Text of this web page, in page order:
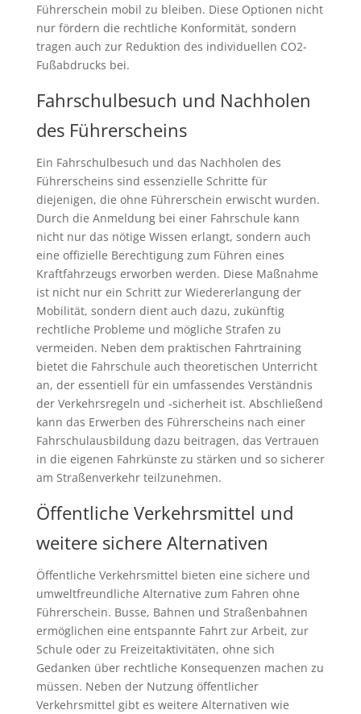
Führerschein mobil zu bleiben. Diese Optionen nicht
nur fördern die rechtliche Konformität, sondern
tragen auch zur Reduktion des individuellen CO2-
Fußabdrucks bei.
Fahrschulbesuch und Nachholen
des Führerscheins
Ein Fahrschulbesuch und das Nachholen des
Führerscheins sind essenzielle Schritte für
diejenigen, die ohne Führerschein erwischt wurden.
Durch die Anmeldung bei einer Fahrschule kann
nicht nur das nötige Wissen erlangt, sondern auch
eine offizielle Berechtigung zum Führen eines
Kraftfahrzeugs erworben werden. Diese Maßnahme
ist nicht nur ein Schritt zur Wiedererlangung der
Mobilität, sondern dient auch dazu, zukünftig
rechtliche Probleme und mögliche Strafen zu
vermeiden. Neben dem praktischen Fahrtraining
bietet die Fahrschule auch theoretischen Unterricht
an, der essentiell für ein umfassendes Verständnis
der Verkehrsregeln und -sicherheit ist. Abschließend
kann das Erwerben des Führerscheins nach einer
Fahrschulausbildung dazu beitragen, das Vertrauen
in die eigenen Fahrkünste zu stärken und so sicherer
am Straßenverkehr teilzunehmen.
Öffentliche Verkehrsmittel und
weitere sichere Alternativen
Öffentliche Verkehrsmittel bieten eine sichere und
umweltfreundliche Alternative zum Fahren ohne
Führerschein. Busse, Bahnen und Straßenbahnen
ermöglichen eine entspannte Fahrt zur Arbeit, zur
Schule oder zu Freizeitaktivitäten, ohne sich
Gedanken über rechtliche Konsequenzen machen zu
müssen. Neben der Nutzung öffentlicher
Verkehrsmittel gibt es weitere Alternativen wie